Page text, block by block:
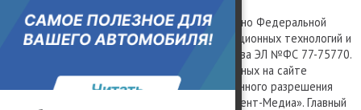
Сетевое издание «Kolesa.ru», зарегистрировано Федеральной
службой по надзору в сфере связи, информационных технологий и
массовых коммуникаций, номер свидетельства ЭЛ №ФС 77-75770.
Любое использование материалов, размещенных на сайте
www.kolesa.ru, допускается только с письменного разрешения
правообладателя. Учредитель ООО «Президент-Медиа». Главный